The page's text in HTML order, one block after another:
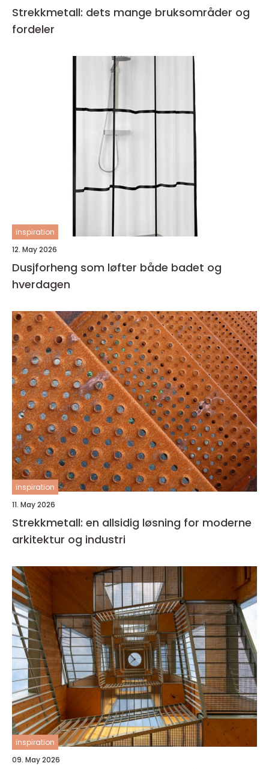
Strekkmetall: dets mange bruksområder og
fordeler
inspiration
12. May 2026
Dusjforheng som løfter både badet og
hverdagen
inspiration
11. May 2026
Strekkmetall: en allsidig løsning for moderne
arkitektur og industri
inspiration
09. May 2026